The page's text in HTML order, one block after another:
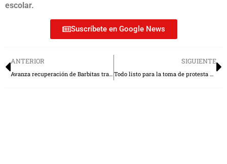
escolar.
Suscríbete en Google News
ANTERIOR
Avanza recuperación de Barbitas tras ataque en la Central de Abasto de Toluca
SIGUIENTE
Todo listo para la toma de protesta de Delfina Gómez como gobernadora del Edomex